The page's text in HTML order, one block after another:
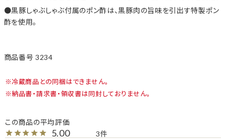
黒豚しゃぶしゃぶ付属のポン酢は、黒豚肉の旨味を引出す特製ポン
酢を使用。
商品番号 3234
冷蔵商品との同梱はできません。
納品書・請求書・領収書は同封しておりません。
5.00
3